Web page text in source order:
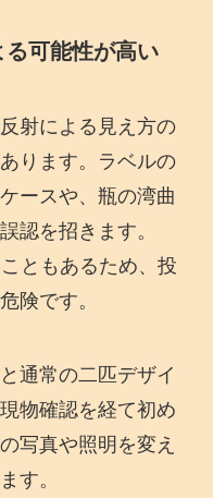
可能性が高い
射による見え方の
ります。ラベルの
ースや、瓶の湾曲
認を招きます。
ともあるため、投
険です。
通常の二匹デザイ
物確認を経て初め
写真や照明を変え
す。